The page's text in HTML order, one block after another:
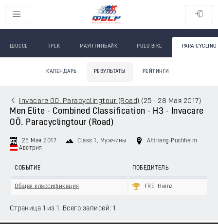
ШОССЕ ТРЕК МАУНТИНБАЙК POLO BIKE PARA-CYCLING
КАЛЕНДАРЬ РЕЗУЛЬТАТЫ РЕЙТИНГИ
Invacare OÖ. Paracyclingtour (Road) (25 - 28 Мая 2017)
Men Elite - Combined Classification - H3 - Invacare
OÖ. Paracyclingtour (Road)
25 Мая 2017 Class 1 , Мужчины
Attnang-Puchheim
Австрия
СОБЫТИЕ ПОБЕДИТЕЛЬ
Общая классификация FREI Heinz
Страница 1 из 1. Всего записей: 1